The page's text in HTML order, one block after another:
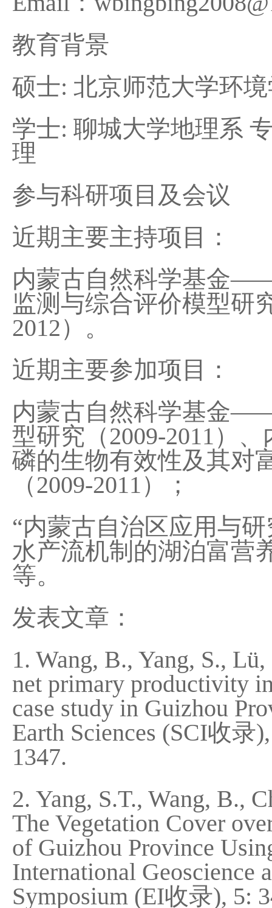
教育背景
硕士: 北京师范大学环
学士: 聊城大学地理系
理
参与科研项目及会议
近期主要主持项目：
内蒙古自然科学基金
监测与综合评价模型研
2012）。
近期主要参加项目：
内蒙古自然科学基金
型研究（2009-2011）
磷的生物有效性及其对
（2009-2011）；
“内蒙古自治区应用与
水产流机制的湖泊富营
等。
发表文章：
1. Wang, B., Yang, S.,
net primary productivity
case study in Guizhou
Earth Sciences (SCI收录
1347.
2. Yang, S.T., Wang, B.,
The Vegetation Cover
of Guizhou Province
International Geoscience
Symposium (EI收录), 5: